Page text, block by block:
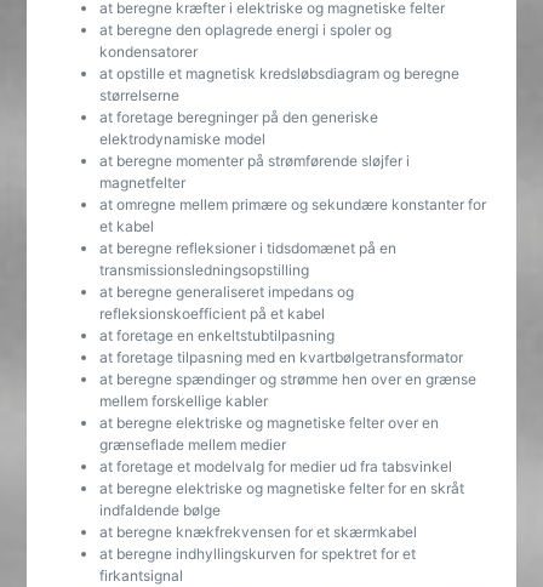
at beregne kræfter i elektriske og magnetiske felter
at beregne den oplagrede energi i spoler og
kondensatorer
at opstille et magnetisk kredsløbsdiagram og beregne
størrelserne
at foretage beregninger på den generiske
elektrodynamiske model
at beregne momenter på strømførende sløjfer i
magnetfelter
at omregne mellem primære og sekundære konstanter for
et kabel
at beregne refleksioner i tidsdomænet på en
transmissionsledningsopstilling
at beregne generaliseret impedans og
refleksionskoefficient på et kabel
at foretage en enkeltstubtilpasning
at foretage tilpasning med en kvartbølgetransformator
at beregne spændinger og strømme hen over en grænse
mellem forskellige kabler
at beregne elektriske og magnetiske felter over en
grænseflade mellem medier
at foretage et modelvalg for medier ud fra tabsvinkel
at beregne elektriske og magnetiske felter for en skråt
indfaldende bølge
at beregne knækfrekvensen for et skærmkabel
at beregne indhyllingskurven for spektret for et
firkantsignal